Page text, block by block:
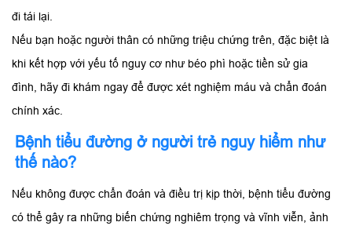
đi tái lại.
Nếu bạn hoặc người thân có những triệu chứng trên, đặc biệt là
khi kết hợp với yếu tố nguy cơ như béo phì hoặc tiền sử gia
đình, hãy đi khám ngay để được xét nghiệm máu và chẩn đoán
chính xác.
Bệnh tiểu đường ở người trẻ nguy hiểm như
thế nào?
Nếu không được chẩn đoán và điều trị kịp thời, bệnh tiểu đường
có thể gây ra những biến chứng nghiêm trọng và vĩnh viễn, ảnh